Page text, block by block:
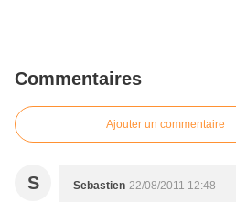
Commentaires
Ajouter un commentaire
S Sebastien 22/08/2011 12:48